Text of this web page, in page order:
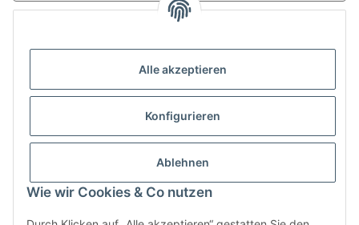
Alle akzeptieren
Konfigurieren
Ablehnen
Wie wir Cookies & Co nutzen
News
Partner